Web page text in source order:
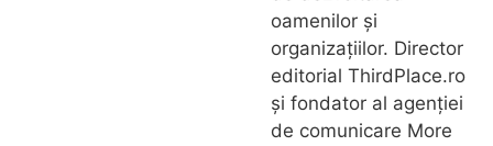
oamenilor și
organizațiilor. Director
editorial ThirdPlace.ro
și fondator al agenției
de comunicare More